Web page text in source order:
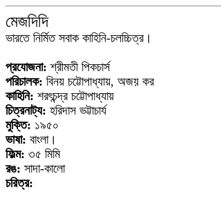
মেজদিদি
ভারতে নির্মিত সবাক কাহিনি-চলচ্চিত্র।
প্রযোজনা:শ্রীমতী পিকচার্স
পরিচালক: বিনয় চট্টোপাধ্যায়, অজয় কর
কাহিনি: শরৎচন্দ্র চট্টোপাধ্যায়
চিত্রনাট্য: হরিদাস ভট্টাচার্য
মুক্তি: ১৯৫০
ভাষা: বাংলা।
ফিল্ম: ৩৫ মিমি
রঙ: সাদা-কালো
চরিত্র: